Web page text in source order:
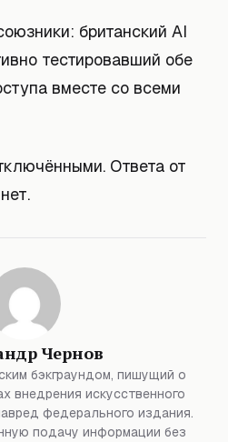
британский AI
тестировавший обе
вместе со всеми
Ответа от
Чернов
бэкграундом, пишущий о
внедрения искусственного
федерального издания.
подачу информации без